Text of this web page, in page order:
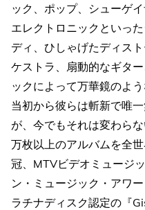
ック、ポップ、シューゲ
エレクトロニックといっ
ディ、ひしゃげたディス
ケストラ、扇動的なギタ
ックによって万華鏡のよ
当初から彼らは斬新で唯
が、今でもそれは変わら
万枚以上のアルバムを全
冠、MTVビデオミュージ
ン・ミュージック・アワ
ラチナディスク認定の『